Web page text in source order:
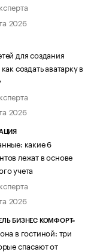
2026
для создания
создать аватарку в
2026
какие 6
лежат в основе
учета
2026
БИЗНЕС КОМФОРТ»
в гостиной: три
спасают от